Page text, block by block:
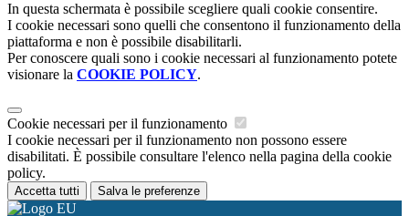
In questa schermata è possibile scegliere quali cookie consentire.
I cookie necessari sono quelli che consentono il funzionamento della
piattaforma e non è possibile disabilitarli.
Per conoscere quali sono i cookie necessari al funzionamento potete
visionare la COOKIE POLICY.
Cookie necessari per il funzionamento
I cookie necessari per il funzionamento non possono essere
disabilitati. È possibile consultare l'elenco nella pagina della cookie
policy.
Accetta tutti Salva le preferenze